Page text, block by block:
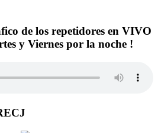
de los repetidores en VIVO
y Viernes por la noche !